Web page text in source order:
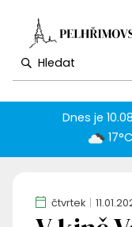
Dnes je
čtvrtek